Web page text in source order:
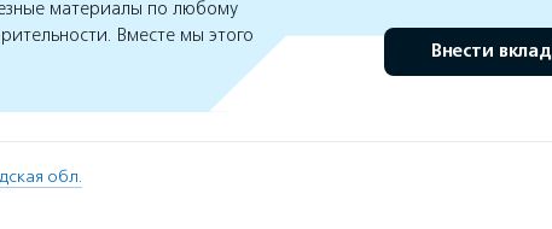
материалы по любому
Вместе мы этого
Внести вклад
обл.